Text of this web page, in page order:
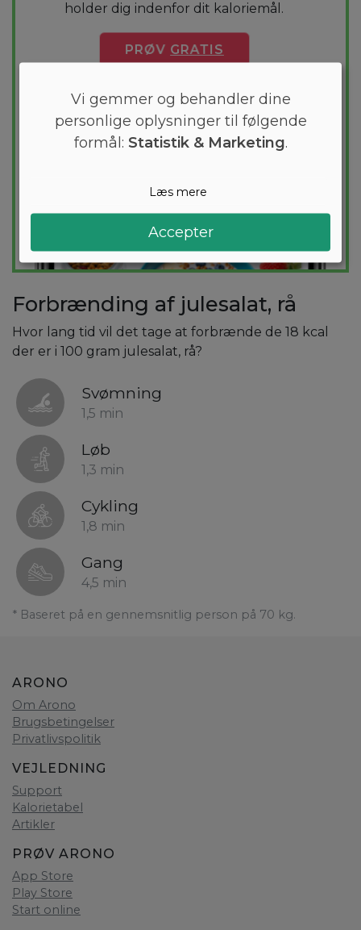
holder dig indenfor dit kaloriemål.
PRØV GRATIS
Forbrænding af julesalat, rå
Hvor lang tid vil det tage at forbrænde de 18 kcal
der er i 100 gram julesalat, rå?
Svømning
1,5 min
Løb
1,3 min
Cykling
1,8 min
Gang
4,5 min
* Baseret på en gennemsnitlig person på 70 kg.
ARONO
Om Arono
Brugsbetingelser
Privatlivspolitik
VEJLEDNING
Support
Kalorietabel
Artikler
PRØV ARONO
App Store
Play Store
Start online
Vi gemmer og behandler dine
personlige oplysninger til følgende
formål: Statistik & Marketing.
Læs mere
Accepter